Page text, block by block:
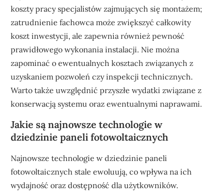
koszty pracy specjalistów zajmujących się montażem;
zatrudnienie fachowca może zwiększyć całkowity
koszt inwestycji, ale zapewnia również pewność
prawidłowego wykonania instalacji. Nie można
zapominać o ewentualnych kosztach związanych z
uzyskaniem pozwoleń czy inspekcji technicznych.
Warto także uwzględnić przyszłe wydatki związane z
konserwacją systemu oraz ewentualnymi naprawami.
Jakie są najnowsze technologie w
dziedzinie paneli fotowoltaicznych
Najnowsze technologie w dziedzinie paneli
fotowoltaicznych stale ewoluują, co wpływa na ich
wydajność oraz dostępność dla użytkowników.